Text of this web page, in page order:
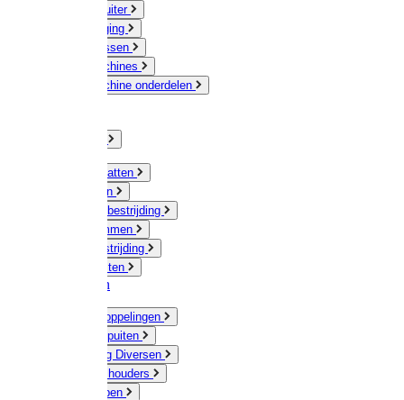
Paard & Ruiter
Veeverzorging
Scheermessen
Scheermachines
Scheermachine onderdelen
Muizen / Ratten
Drukspuiten
Ongediertebestrijding
Mollenklemmen
Onkruidbestrijding
Vliegenkasten
Meststoffen
Messing koppelingen
Gieters / Spuiten
Besproeiing Diversen
Slangen & houders
Waterpompen